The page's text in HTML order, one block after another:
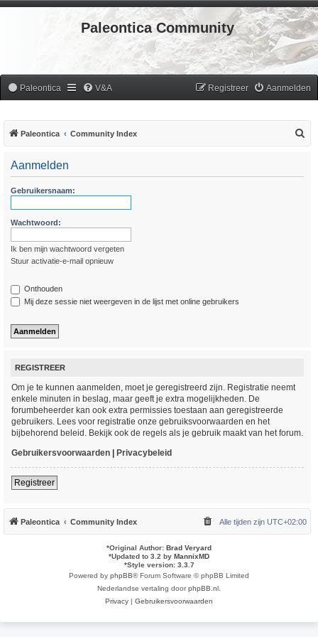
Paleontica Community
Paleontica V&A Aanmelden
Registreer
Paleontica Community Index
Aanmelden
Gebruikersnaam:
Wachtwoord:
Ik ben mijn wachtwoord vergeten
Stuur activatie-e-mail opnieuw
Onthouden
Mij deze sessie niet weergeven in de lijst met online gebruikers
REGISTREER
Om je te kunnen aanmelden, moet je geregistreerd zijn. Registratie neemt
enkele minuten in beslag, maar geeft je extra mogelijkheden. De
forumbeheerder kan ook extra permissies toestaan aan geregistreerde
gebruikers. Lees voor registratie onze gebruiksvoorwaarden en het
bijbehorend beleid. Bekijk ook de regels als je gebruik maakt van het forum.
Gebruikersvoorwaarden | Privacybeleid
Registreer
Paleontica Community Index Alle tijden zijn UTC+02:00
*Original Author: Brad Veryard
*Updated to 3.2 by MannixMD
*Style version: 3.3.7
Powered by phpBB® Forum Software © phpBB Limited
Nederlandse vertaling doorphpBB.nl
Privacy | Gebruikersvoorwaarden